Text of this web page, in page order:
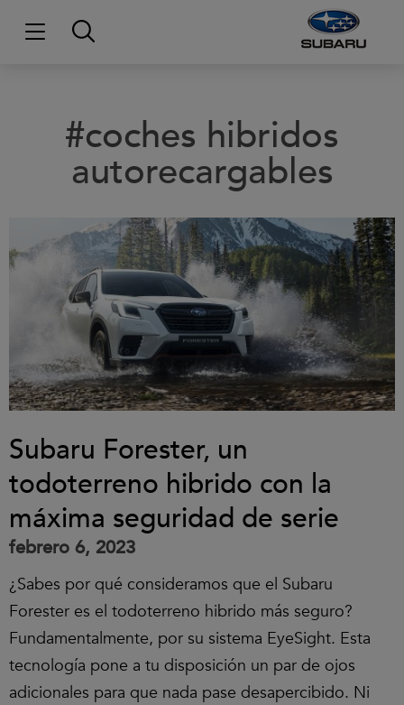
#coches hibridos
autorecargables
Subaru Forester, un
todoterreno hibrido con la
máxima seguridad de serie
febrero 6, 2023
¿Sabes por qué consideramos que el Subaru
Forester es el todoterreno hibrido más seguro?
Fundamentalmente, por su sistema EyeSight. Esta
tecnología pone a tu disposición un par de ojos
adicionales para que nada pase desapercibido. Ni